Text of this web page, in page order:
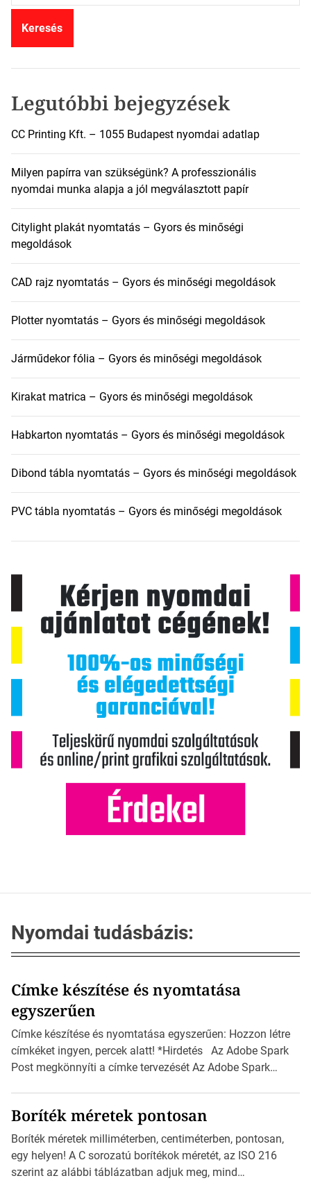
r
Legutóbbi bejegyzések
CC Printing Kft. – 1055 Budapest nyomdai adatlap
Milyen papírra van szükségünk? A professzionális
nyomdai munka alapja a jól megválasztott papír
Citylight plakát nyomtatás – Gyors és minőségi
megoldások
CAD rajz nyomtatás – Gyors és minőségi megoldások
Plotter nyomtatás – Gyors és minőségi megoldások
Járműdekor fólia – Gyors és minőségi megoldások
Kirakat matrica – Gyors és minőségi megoldások
Habkarton nyomtatás – Gyors és minőségi megoldások
Dibond tábla nyomtatás – Gyors és minőségi megoldások
PVC tábla nyomtatás – Gyors és minőségi megoldások
Nyomdai tudásbázis:
Címke készítése és nyomtatása
egyszerűen
Címke készítése és nyomtatása egyszerűen: Hozzon létre
címkéket ingyen, percek alatt! *Hirdetés Az Adobe Spark
Post megkönnyíti a címke tervezését Az Adobe Spark
igazán foroghatnak a kreatív fogaskerekek, miközben
zajlik a saját címke készítése. Hogyan készítsünk címkét?
Válasszon méretet és alakot: Válassza ki a kívánt címke
méretét. Akár néhány […]
Boríték méretek pontosan
Boríték méretek milliméterben, centiméterben, pontosan,
egy helyen! A C sorozatú borítékok méretét, az ISO 216
szerint az alábbi táblázatban adjuk meg, mind